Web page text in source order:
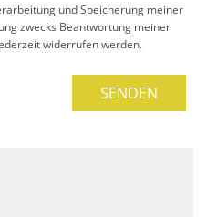
und Speicherung meiner
zwecks Beantwortung meiner
widerrufen werden.
SENDEN